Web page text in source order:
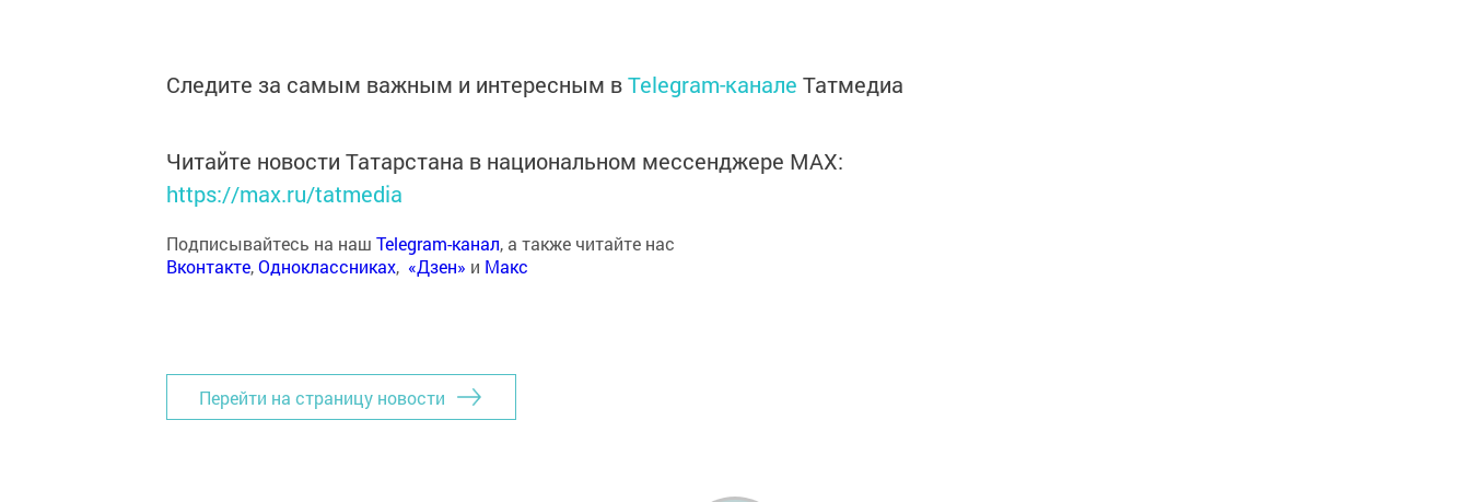
Следите за самым важным и интересным вTelegram-канале Татмедиа
Читайте новости Татарстана в национальном мессенджере MАХ:
https://max.ru/tatmedia
Подписывайтесь на наш Telegram-канал, а также читайте нас
Вконтакте,Одноклассниках, «Дзен» и Макс
Перейти на страницу новости